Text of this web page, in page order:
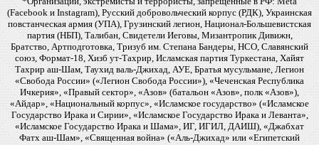
(Facebook и Instagram), Русский добровольческий корпус (РДК), Украинская
повстанческая армия (УПА), Грузинский легион, Национал-Большевистская
партия (НБП), Талибан, Свидетели Иеговы, Мизантропик Дивижн,
Братство, Артподготовка, Тризуб им. Степана Бандеры, НСО, Славянский
союз, Формат-18, Хизб ут-Тахрир, Исламская партия Туркестана, Хайят
Тахрир аш-Шам, Таухид валь-Джихад, АУЕ, Братья мусульмане, Легион
«Свобода России» («Легион Свобода России»), «Чеченская Республика
Ичкерия», «Правый сектор», «Азов» (батальон «Азов», полк «Азов»),
«Айдар», «Национальный корпус», «Исламское государство» («Исламское
Государство Ирака и Сирии», «Исламское Государство Ирака и Леванта»,
«Исламское Государство Ирака и Шама», ИГ, ИГИЛ, ДАИШ), «Джабхат
Фатх аш-Шам», «Священная война» («Аль-Джихад» или «Египетский